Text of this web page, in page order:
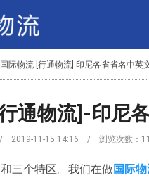
国际物流-[行通物流]-印尼各省省名中英
通物流]-印尼
2019-11-15 14:16 / 浏览次数：
三个特区。我们在做国际